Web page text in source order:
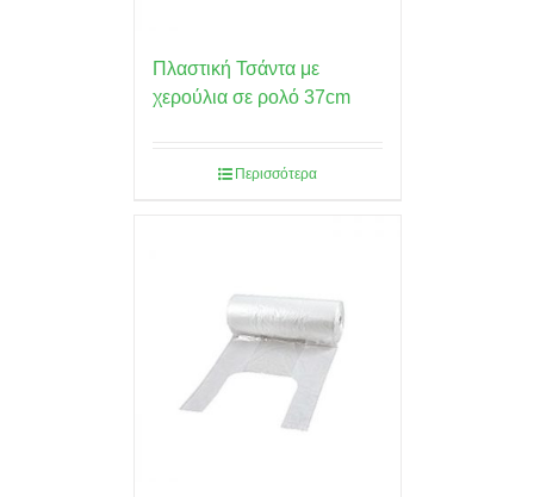
Πλαστική Τσάντα με
χερούλια σε ρολό 37cm
Περισσότερα